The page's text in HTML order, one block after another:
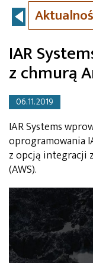
IAR
z chmurą
06.11.2019
IAR Systems
oprogramowania
z opcją integracji
(AWS).